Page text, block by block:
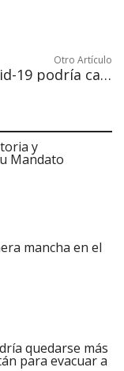
Otro Artículo
El Covid-19 podría causar anomalías pulmonares meses después del contagio
y
Mandato
mancha en el
quedarse más
para evacuar a